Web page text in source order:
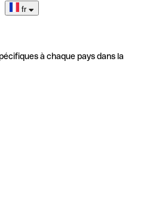
fr
à chaque pays dans la